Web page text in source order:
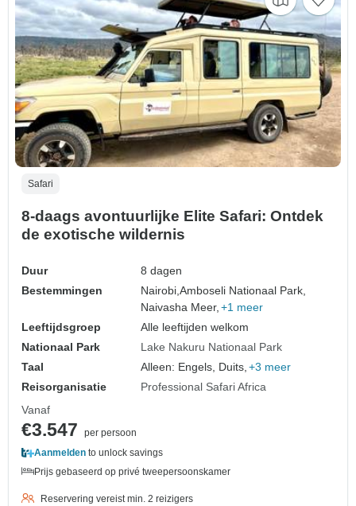
Safari
8-daags avontuurlijke Elite Safari: Ontdek
de exotische wildernis
Duur
8 dagen
Bestemmingen
Nairobi,Amboseli Nationaal Park,
Naivasha Meer, +1 meer
Leeftijdsgroep
Alle leeftijden welkom
Nationaal Park
Lake Nakuru Nationaal Park
Taal
Alleen: Engels, Duits, +3 meer
Reisorganisatie
Professional Safari Africa
Vanaf
€3.547
per persoon
Aanmelden to unlock savings
Prijs gebaseerd op privé tweepersoonskamer
Reservering vereist min. 2 reizigers